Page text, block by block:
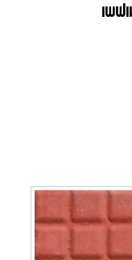
เพฟ